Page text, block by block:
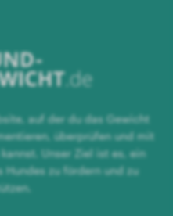
auf der du das Gewicht
überprüfen und mit
Unser Ziel ist es, ein
Hundes zu fördern und zu